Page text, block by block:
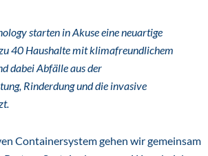
starten in Akuse eine neuartige
40 Haushalte mit klimafreundlichem
dabei Abfälle aus der
Rinderdung und die invasive
Containersystem gehen wir gemeinsam